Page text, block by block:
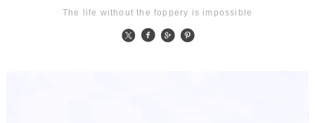
The life without the foppery is impossible